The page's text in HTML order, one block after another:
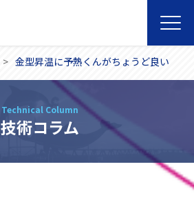
金型昇温に予熱くんがちょうど良い
Technical Column
技術コラム